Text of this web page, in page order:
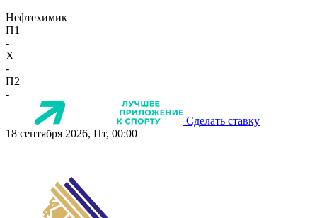
Нефтехимик
П1
-
X
-
П2
-
Сделать ставку
18 сентября 2026, Пт, 00:00